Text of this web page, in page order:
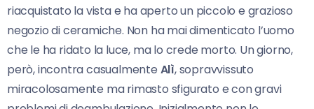
riacquistato la vista e ha aperto un piccolo e grazioso
negozio di ceramiche. Non ha mai dimenticato l’uomo
che le ha ridato la luce, ma lo crede morto. Un giorno,
però, incontra casualmente Alì, sopravvissuto
miracolosamente ma rimasto sfigurato e con gravi